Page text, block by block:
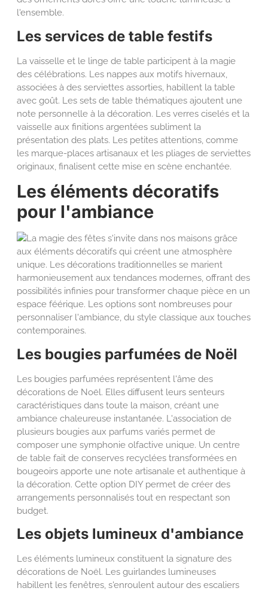
l'ensemble.
Les services de table festifs
La vaisselle et le linge de table participent à la magie
des célébrations. Les nappes aux motifs hivernaux,
associées à des serviettes assorties, habillent la table
avec goût. Les sets de table thématiques ajoutent une
note personnelle à la décoration. Les verres ciselés et la
vaisselle aux finitions argentées subliment la
présentation des plats. Les petites attentions, comme
les marque-places artisanaux et les pliages de serviettes
originaux, finalisent cette mise en scène enchantée.
Les éléments décoratifs
pour l'ambiance
La magie des fêtes s'invite dans nos maisons grâce
aux éléments décoratifs qui créent une atmosphère
unique. Les décorations traditionnelles se marient
harmonieusement aux tendances modernes, offrant des
possibilités infinies pour transformer chaque pièce en un
espace féérique. Les options sont nombreuses pour
personnaliser l'ambiance, du style classique aux touches
contemporaines.
Les bougies parfumées de Noël
Les bougies parfumées représentent l'âme des
décorations de Noël. Elles diffusent leurs senteurs
caractéristiques dans toute la maison, créant une
ambiance chaleureuse instantanée. L'association de
plusieurs bougies aux parfums variés permet de
composer une symphonie olfactive unique. Un centre
de table fait de conserves recyclées transformées en
bougeoirs apporte une note artisanale et authentique à
la décoration. Cette option DIY permet de créer des
arrangements personnalisés tout en respectant son
budget.
Les objets lumineux d'ambiance
Les éléments lumineux constituent la signature des
décorations de Noël. Les guirlandes lumineuses
habillent les fenêtres, s'enroulent autour des escaliers